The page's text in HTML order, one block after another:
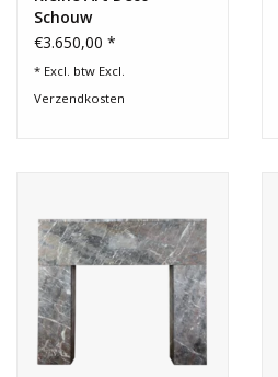
Schouw
€3.650,00 *
* Excl. btw Excl.
Verzendkosten